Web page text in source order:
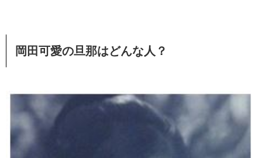
岡田可愛の旦那はどんな人？